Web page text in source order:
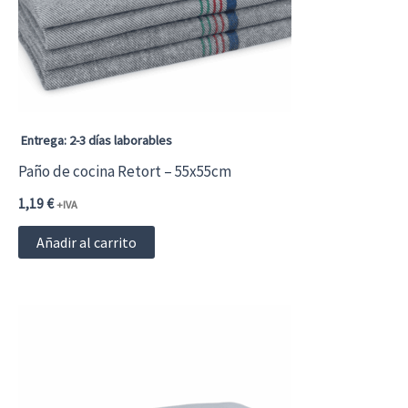
pueden
elegir
de
Entrega: 2-3 días laborables
Paño de cocina Retort – 55x55cm
1,19€ +IVA
Añadir al carrito